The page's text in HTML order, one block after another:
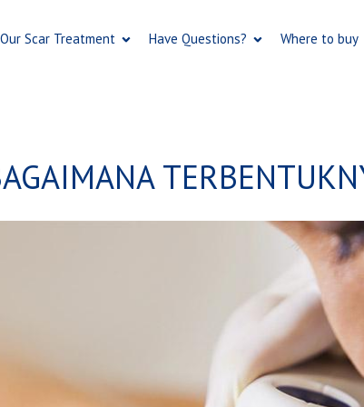
main
Our Scar Treatment Have Questions? Where to buy